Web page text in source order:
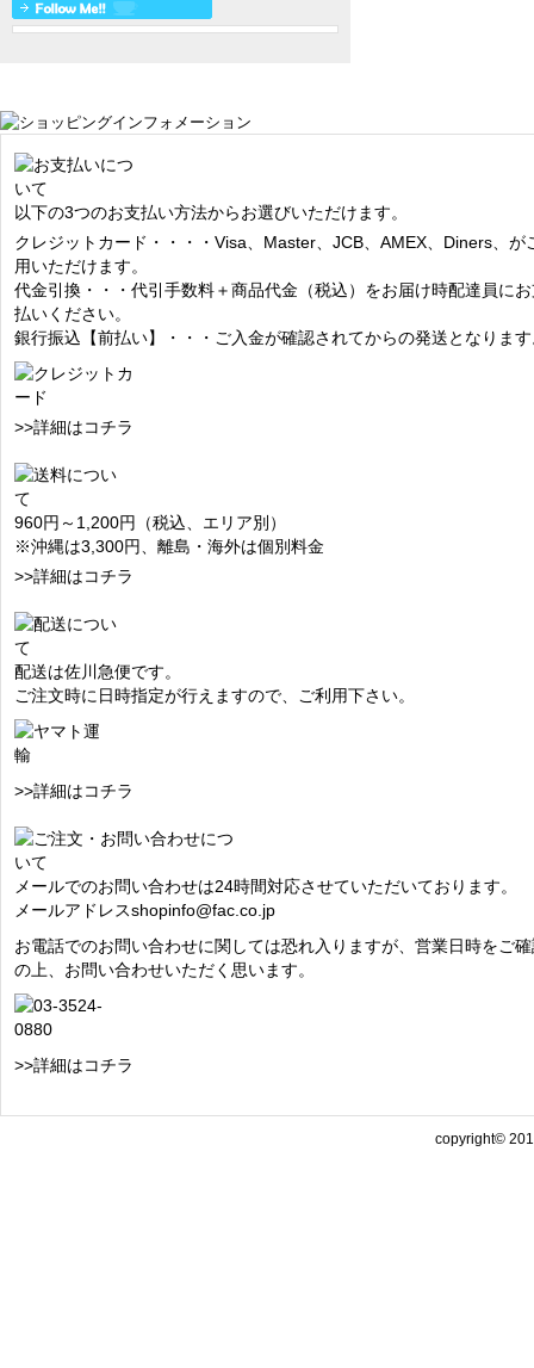
以下の3つのお支払い方法からお選びいただけます。
クレジットカード・・・・Visa、Master、JCB、AMEX、Diners、が
用いただけます。
代金引換・・・代引手数料＋商品代金（税込）をお届け時配達員に
払いください。
銀行振込【前払い】・・・ご入金が確認されてからの発送となりま
>>詳細はコチラ
960円～1,200円（税込、エリア別）
※沖縄は3,300円、離島・海外は個別料金
>>詳細はコチラ
配送は佐川急便です。
ご注文時に日時指定が行えますので、ご利用下さい。
>>詳細はコチラ
メールでのお問い合わせは24時間対応させていただいております。
メールアドレスshopinfo@fac.co.jp
お電話でのお問い合わせに関しては恐れ入りますが、営業日時をご
の上、お問い合わせいただく思います。
>>詳細はコチラ
copyright©